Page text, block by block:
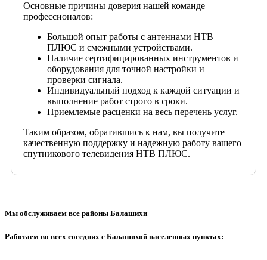
Основные причины доверия нашей команде
профессионалов:
Большой опыт работы с антеннами НТВ
ПЛЮС и смежными устройствами.
Наличие сертифицированных инструментов и
оборудования для точной настройки и
проверки сигнала.
Индивидуальный подход к каждой ситуации и
выполнение работ строго в сроки.
Приемлемые расценки на весь перечень услуг.
Таким образом, обратившись к нам, вы получите
качественную поддержку и надежную работу вашего
спутникового телевидения НТВ ПЛЮС.
Мы обслуживаем все районы Балашихи
Работаем во всех соседних с Балашихой населенных пунктах: